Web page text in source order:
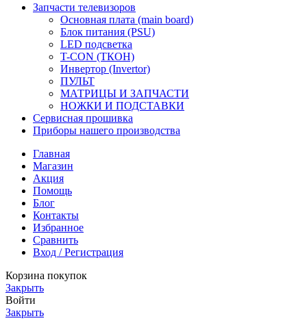
Запчасти телевизоров
Основная плата (main board)
Блок питания (PSU)
LED подсветка
T-CON (ТКОН)
Инвертор (Invertor)
ПУЛЬТ
МАТРИЦЫ И ЗАПЧАСТИ
НОЖКИ И ПОДСТАВКИ
Сервисная прошивка
Приборы нашего производства
Главная
Магазин
Акция
Помощь
Блог
Контакты
Избранное
Сравнить
Вход / Регистрация
Корзина покупок
Закрыть
Войти
Закрыть